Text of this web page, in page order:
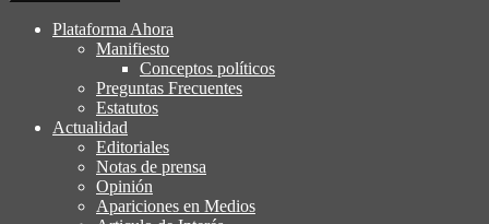
Plataforma Ahora
Plataforma Ahora
Manifiesto
Conceptos políticos
Preguntas Frecuentes
Estatutos
Actualidad
Editoriales
Notas de prensa
Opinión
Apariciones en Medios